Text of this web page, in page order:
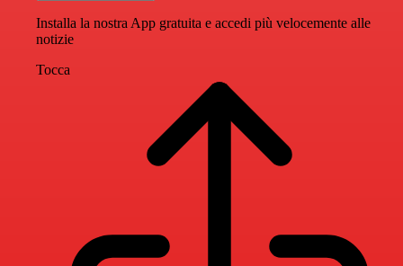
Installa la nostra App gratuita e accedi più velocemente alle
notizie
Tocca